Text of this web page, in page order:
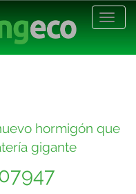
hormigón que
gigante